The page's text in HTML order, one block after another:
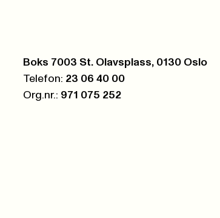
Postboks:
Boks 7003 St. Olavsplass, 0130 Oslo
Telefon: 23 06 40 00
Org.nr.: 971 075 252